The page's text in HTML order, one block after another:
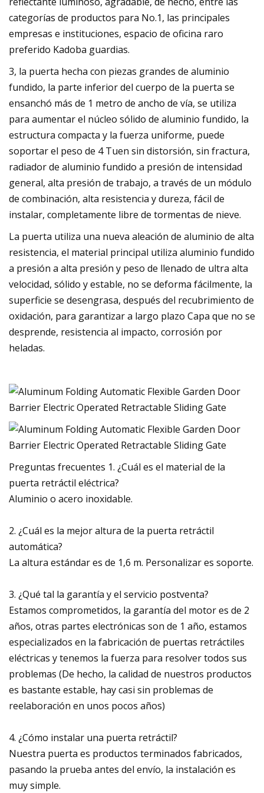
categorías de productos para No.1, las principales
empresas e instituciones, espacio de oficina raro
preferido Kadoba guardias.
3, la puerta hecha con piezas grandes de aluminio
fundido, la parte inferior del cuerpo de la puerta se
ensanchó más de 1 metro de ancho de vía, se utiliza
para aumentar el núcleo sólido de aluminio fundido, la
estructura compacta y la fuerza uniforme, puede
soportar el peso de 4 Tuen sin distorsión, sin fractura,
radiador de aluminio fundido a presión de intensidad
general, alta presión de trabajo, a través de un módulo
de combinación, alta resistencia y dureza, fácil de
instalar, completamente libre de tormentas de nieve.
La puerta utiliza una nueva aleación de aluminio de alta
resistencia, el material principal utiliza aluminio fundido
a presión a alta presión y peso de llenado de ultra alta
velocidad, sólido y estable, no se deforma fácilmente, la
superficie se desengrasa, después del recubrimiento de
oxidación, para garantizar a largo plazo Capa que no se
desprende, resistencia al impacto, corrosión por
heladas.
Preguntas frecuentes 1. ¿Cuál es el material de la
puerta retráctil eléctrica?
Aluminio o acero inoxidable.
2. ¿Cuál es la mejor altura de la puerta retráctil
automática?
La altura estándar es de 1,6 m. Personalizar es soporte.
3. ¿Qué tal la garantía y el servicio postventa?
Estamos comprometidos, la garantía del motor es de 2
años, otras partes electrónicas son de 1 año, estamos
especializados en la fabricación de puertas retráctiles
eléctricas y tenemos la fuerza para resolver todos sus
problemas (De hecho, la calidad de nuestros productos
es bastante estable, hay casi sin problemas de
reelaboración en unos pocos años)
4. ¿Cómo instalar una puerta retráctil?
Nuestra puerta es productos terminados fabricados,
pasando la prueba antes del envío, la instalación es
muy simple.